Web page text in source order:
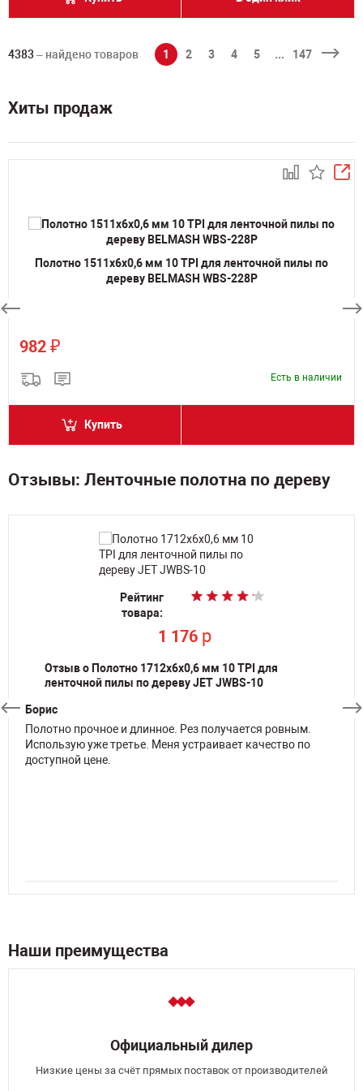
4383 – найдено товаров 1 2 3 4 5 ... 147
Хиты продаж
Полотно 1511х6х0,6 мм 10 TPI для ленточной пилы по
дереву BELMASH WBS-228P
982 ₽
Есть в наличии
Купить
Отзывы: Ленточные полотна по дереву
Рейтинг
товара:
1 176 p
Отзыв о Полотно 1712х6х0,6 мм 10 TPI для
ленточной пилы по дереву JET JWBS-10
Борис
Полотно прочное и длинное. Рез получается ровным.
Использую уже третье. Меня устраивает качество по
доступной цене.
Рейтинг
товара:
1 176 p
Рейтинг
товара:
1 426 p
Рейтинг
товара:
1 498 p
Рейтинг
товара:
1 426 p
Рейтинг
товара:
1 426 p
Рейтинг
товара:
p
Наши преимущества
Официальный дилер
Низкие цены за счёт прямых поставок от производителей